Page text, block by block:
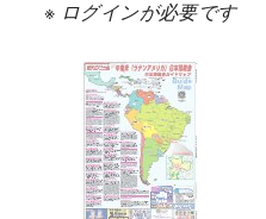
※ ログインが必要です